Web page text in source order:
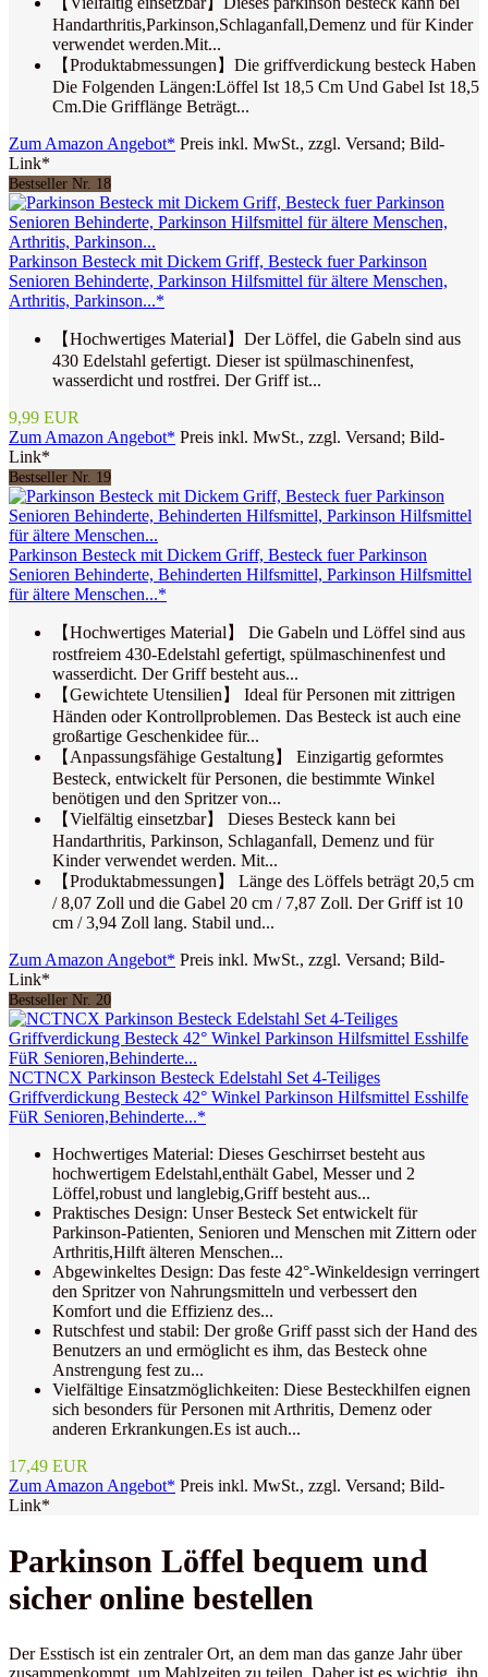
Handarthritis,Parkinson,Schlaganfall,Demenz und für Kinder
verwendet werden.Mit...
【Produktabmessungen】Die griffverdickung besteck ​​Haben
Die Folgenden Längen:Löffel Ist 18,5 Cm Und Gabel Ist 18,5
Cm.Die Grifflänge Beträgt...
Zum Amazon Angebot* Preis inkl. MwSt., zzgl. Versand; Bild-
Link*
Bestseller Nr. 18
Parkinson Besteck mit Dickem Griff, Besteck fuer Parkinson
Senioren Behinderte, Parkinson Hilfsmittel für ältere Menschen,
Arthritis, Parkinson...*
【Hochwertiges Material】Der Löffel, die Gabeln sind aus
430 Edelstahl gefertigt. Dieser ist spülmaschinenfest,
wasserdicht und rostfrei. Der Griff ist...
9,99 EUR
Zum Amazon Angebot* Preis inkl. MwSt., zzgl. Versand; Bild-
Link*
Bestseller Nr. 19
Parkinson Besteck mit Dickem Griff, Besteck fuer Parkinson
Senioren Behinderte, Behinderten Hilfsmittel, Parkinson Hilfsmittel
für ältere Menschen...*
【Hochwertiges Material】 Die Gabeln und Löffel sind aus
rostfreiem 430-Edelstahl gefertigt, spülmaschinenfest und
wasserdicht. Der Griff besteht aus...
【Gewichtete Utensilien】 Ideal für Personen mit zittrigen
Händen oder Kontrollproblemen. Das Besteck ist auch eine
großartige Geschenkidee für...
【Anpassungsfähige Gestaltung】 Einzigartig geformtes
Besteck, entwickelt für Personen, die bestimmte Winkel
benötigen und den Spritzer von...
【Vielfältig einsetzbar】 Dieses Besteck kann bei
Handarthritis, Parkinson, Schlaganfall, Demenz und für
Kinder verwendet werden. Mit...
【Produktabmessungen】 Länge des Löffels beträgt 20,5 cm
/ 8,07 Zoll und die Gabel 20 cm / 7,87 Zoll. Der Griff ist 10
cm / 3,94 Zoll lang. Stabil und...
Zum Amazon Angebot* Preis inkl. MwSt., zzgl. Versand; Bild-
Link*
Bestseller Nr. 20
NCTNCX Parkinson Besteck Edelstahl Set 4-Teiliges
Griffverdickung Besteck 42° Winkel Parkinson Hilfsmittel Esshilfe
FüR Senioren,Behinderte...*
Hochwertiges Material: Dieses Geschirrset besteht aus
hochwertigem Edelstahl,enthält Gabel, Messer und 2
Löffel,robust und langlebig,Griff besteht aus...
Praktisches Design: Unser Besteck Set entwickelt für
Parkinson-Patienten, Senioren und Menschen mit Zittern oder
Arthritis,Hilft älteren Menschen...
Abgewinkeltes Design: Das feste 42°-Winkeldesign verringert
den Spritzer von Nahrungsmitteln und verbessert den
Komfort und die Effizienz des...
Rutschfest und stabil: Der große Griff passt sich der Hand des
Benutzers an und ermöglicht es ihm, das Besteck ohne
Anstrengung fest zu...
Vielfältige Einsatzmöglichkeiten: Diese Besteckhilfen eignen
sich besonders für Personen mit Arthritis, Demenz oder
anderen Erkrankungen.Es ist auch...
17,49 EUR
Zum Amazon Angebot* Preis inkl. MwSt., zzgl. Versand; Bild-
Link*
Parkinson Löffel bequem und
sicher online bestellen
Der Esstisch ist ein zentraler Ort, an dem man das ganze Jahr über
zusammenkommt, um Mahlzeiten zu teilen. Daher ist es wichtig, ihn